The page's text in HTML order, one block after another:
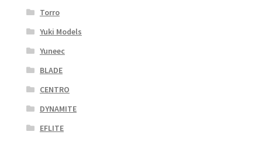
Torro
Yuki Models
Yuneec
BLADE
CENTRO
DYNAMITE
EFLITE